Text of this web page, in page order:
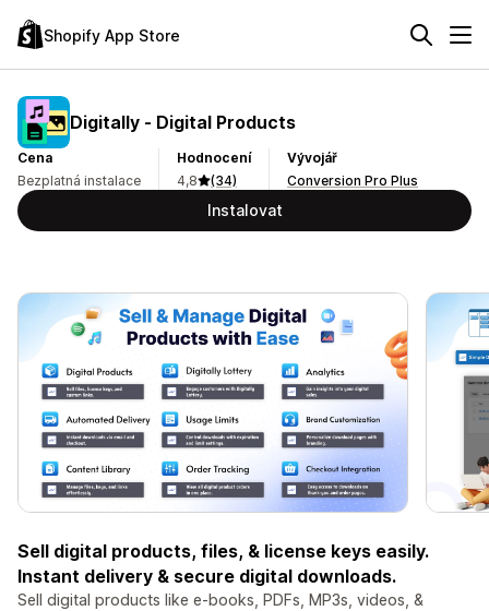
Shopify App Store
Digitally ‑ Digital Products
Cena
Bezplatná instalace
Hodnocení
4,8
(34)
Vývojář
Conversion Pro Plus
Instalovat
Sell digital products, files, & license keys easily.
Instant delivery & secure digital downloads.
Sell digital products like e-books, PDFs, MP3s, videos, &